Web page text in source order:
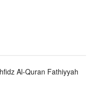
Al-Quran Fathiyyah